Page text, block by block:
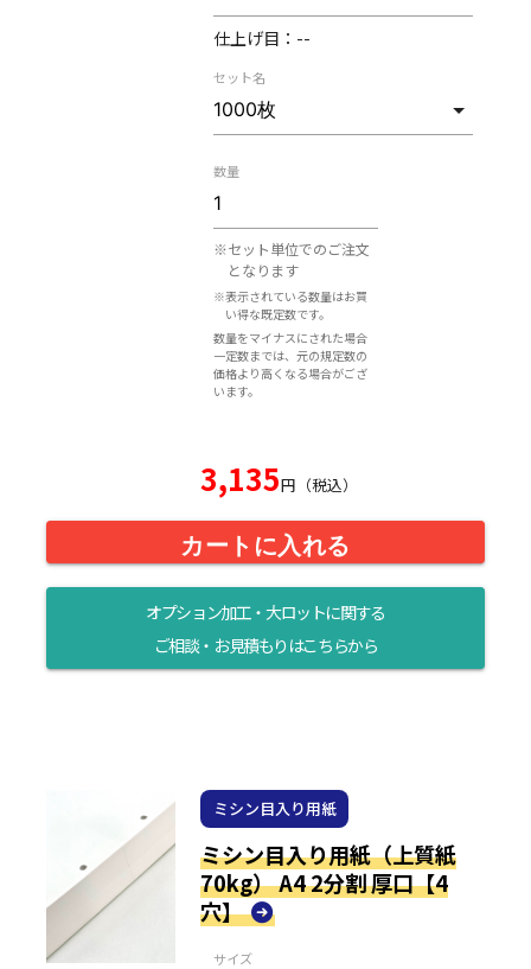
仕上げ目： --
セット名
数量
※セット単位でのご注文
となります
※表示されている数量はお買
い得な既定数です。
数量をマイナスにされた場合
一定数までは、元の規定数の
価格より高くなる場合がござ
います。
3,135円（税込）
カートに入れる
オプション加工・大ロットに関する
ご相談・お見積もりはこちらから
ミシン目入り用紙
ミシン目入り用紙（上質紙
70kg） A4 2分割 厚口【4
穴】
サイズ